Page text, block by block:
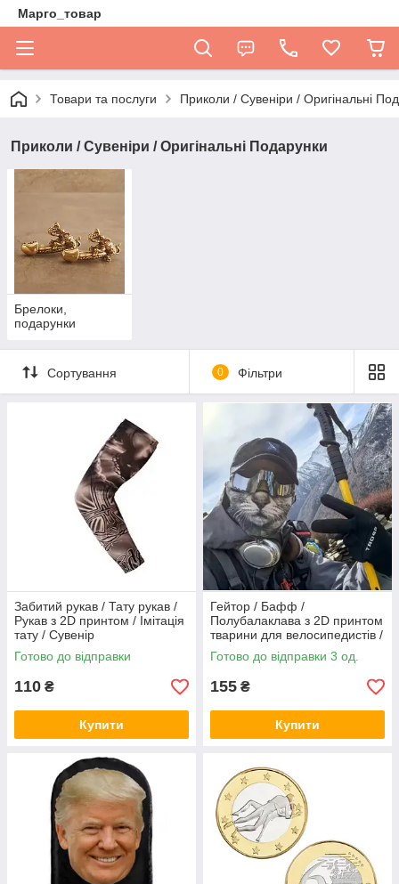
Марго_товар
Товари та послуги Приколи / Сувеніри / Оригінальні
Приколи / Сувеніри / Оригінальні Подарунки
Брелоки,
подарунки
Сортування 0 Фільтри
Забитий рукав / Тату рукав /
Рукав з 2D принтом / Імітація
тату / Сувенір
Готово до відправки
110 ₴
Купити
Гейтор / Бафф /
Полубалаклава з 2D принтом
тварини для велосипедистів /
Для лижного спорту / Для
мотоциклістів /
Готово до відправки 3 од.
155 ₴
Купити